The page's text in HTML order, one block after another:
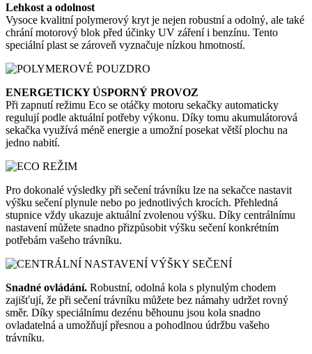
Lehkost a odolnost
Vysoce kvalitní polymerový kryt je nejen robustní a odolný, ale také
chrání motorový blok před účinky UV záření i benzínu. Tento
speciální plast se zároveň vyznačuje nízkou hmotností.
ENERGETICKY ÚSPORNÝ PROVOZ
Při zapnutí režimu Eco se otáčky motoru sekačky automaticky
regulují podle aktuální potřeby výkonu. Díky tomu akumulátorová
sekačka využívá méně energie a umožní posekat větší plochu na
jedno nabití.
Pro dokonalé výsledky při sečení trávníku lze na sekačce nastavit
výšku sečení plynule nebo po jednotlivých krocích. Přehledná
stupnice vždy ukazuje aktuální zvolenou výšku. Díky centrálnímu
nastavení můžete snadno přizpůsobit výšku sečení konkrétním
potřebám vašeho trávníku.
Snadné ovládání. Robustní, odolná kola s plynulým chodem
zajišťují, že při sečení trávníku můžete bez námahy udržet rovný
směr. Díky speciálnímu dezénu běhounu jsou kola snadno
ovladatelná a umožňují přesnou a pohodlnou údržbu vašeho
trávníku.